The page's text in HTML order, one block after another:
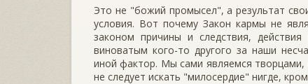
Это не "божий промысел", а результат
условия. Вот почему Закон кармы не
законом причины и следствия,
виноватым кого-то другого за наши
иной фактор. Мы сами являемся
не следует искать "милосердие" нигде,